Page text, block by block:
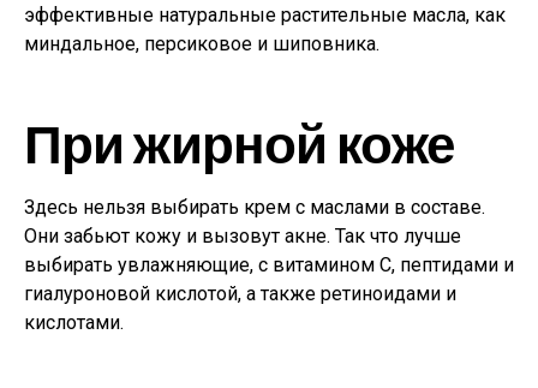
эффективные натуральные растительные масла, как
миндальное, персиковое и шиповника.
При жирной коже
Здесь нельзя выбирать крем с маслами в составе.
Они забьют кожу и вызовут акне. Так что лучше
выбирать увлажняющие, с витамином С, пептидами и
гиалуроновой кислотой, а также ретиноидами и
кислотами.